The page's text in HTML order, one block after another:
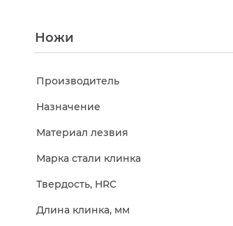
Ножи
Производитель
Назначение
Материал лезвия
Марка стали клинка
Твердость, HRC
Длина клинка, мм